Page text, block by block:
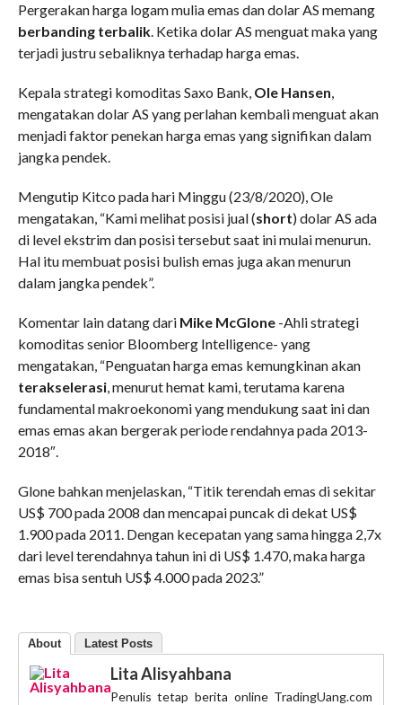
Pergerakan harga logam mulia emas dan dolar AS memang
berbanding terbalik. Ketika dolar AS menguat maka yang
terjadi justru sebaliknya terhadap harga emas.
Kepala strategi komoditas Saxo Bank, Ole Hansen,
mengatakan dolar AS yang perlahan kembali menguat akan
menjadi faktor penekan harga emas yang signifikan dalam
jangka pendek.
Mengutip Kitco pada hari Minggu (23/8/2020), Ole
mengatakan, “Kami melihat posisi jual (short) dolar AS ada
di level ekstrim dan posisi tersebut saat ini mulai menurun.
Hal itu membuat posisi bulish emas juga akan menurun
dalam jangka pendek”.
Komentar lain datang dari Mike McGlone-Ahli strategi
komoditas senior Bloomberg Intelligence- yang
mengatakan, “Penguatan harga emas kemungkinan akan
terakselerasi, menurut hemat kami, terutama karena
fundamental makroekonomi yang mendukung saat ini dan
emas emas akan bergerak periode rendahnya pada 2013-
2018″.
Glone bahkan menjelaskan, “Titik terendah emas di sekitar
US$ 700 pada 2008 dan mencapai puncak di dekat US$
1.900 pada 2011. Dengan kecepatan yang sama hingga 2,7x
dari level terendahnya tahun ini di US$ 1.470, maka harga
emas bisa sentuh US$ 4.000 pada 2023.”
About Latest Posts
Lita Alisyahbana
Penulis tetap berita online TradingUang.com